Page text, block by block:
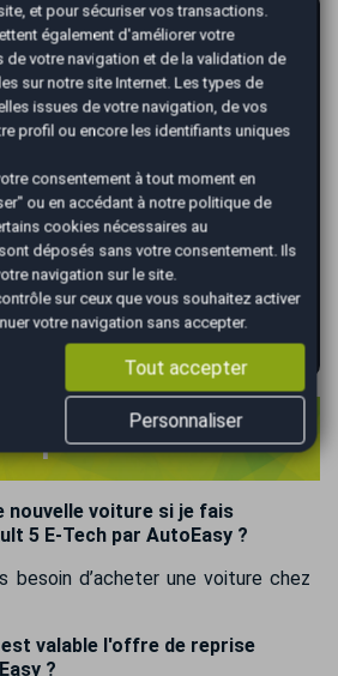
garantit la vente de votre
au meilleur prix !
votre immatriculation*
de votre véhicule *
VALIDER
reprise 5 E-Tech
nouvelle voiture si je fais
5 E-Tech par AutoEasy ?
besoin d’acheter une voiture chez
valable l'offre de reprise
?
et pour sécuriser vos transactions.
également d'améliorer votre
de votre navigation et de la validation de
sur notre site Internet. Les types de
issues de votre navigation, de vos
profil ou encore les identifiants uniques
consentement à tout moment en
ou en accédant à notre politique de
cookies nécessaires au
déposés sans votre consentement. Ils
navigation sur le site.
sur ceux que vous souhaitez activer
votre navigation sans accepter.
Tout accepter
Personnaliser